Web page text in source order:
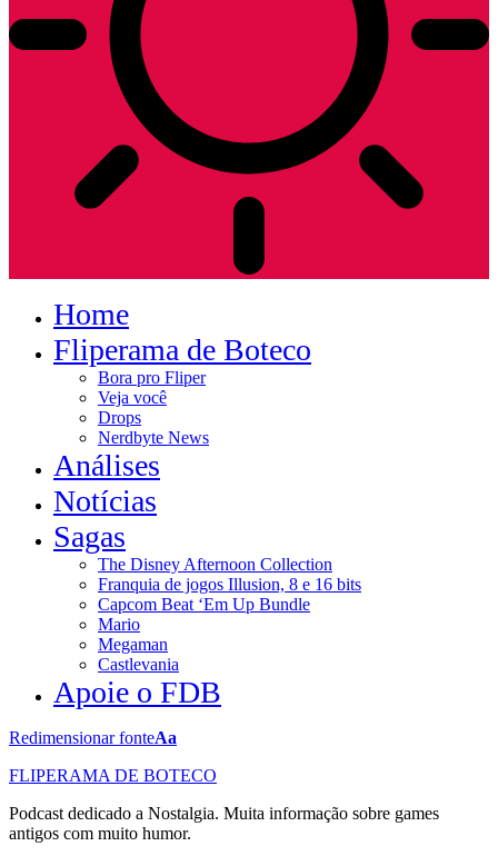
Home
Fliperama de Boteco
Bora pro Fliper
Veja você
Drops
Nerdbyte News
Análises
Notícias
Sagas
The Disney Afternoon Collection
Franquia de jogos Illusion, 8 e 16 bits
Capcom Beat ‘Em Up Bundle
Mario
Megaman
Castlevania
Apoie o FDB
Redimensionar fonteAa
FLIPERAMA DE BOTECO
Podcast dedicado a Nostalgia. Muita informação sobre games
antigos com muito humor.